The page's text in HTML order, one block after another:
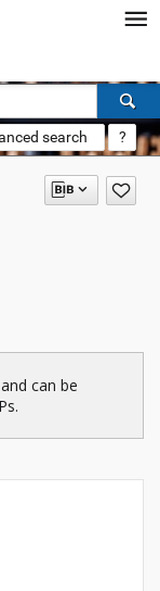
search ?
can be